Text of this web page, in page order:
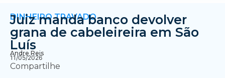
DINHEIRO TRAVADO
Juiz manda banco devolver
grana de cabeleireira em São
Luís
Andre Reis
11/05/2026
Compartilhe